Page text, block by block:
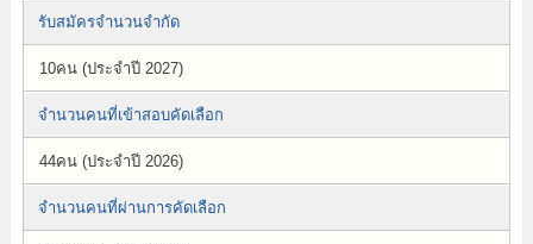
รับสมัครจำนวนจำกัด
10คน (ประจำปี 2027)
จำนวนคนที่เข้าสอบคัดเลือก
44คน (ประจำปี 2026)
จำนวนคนที่ผ่านการคัดเลือก